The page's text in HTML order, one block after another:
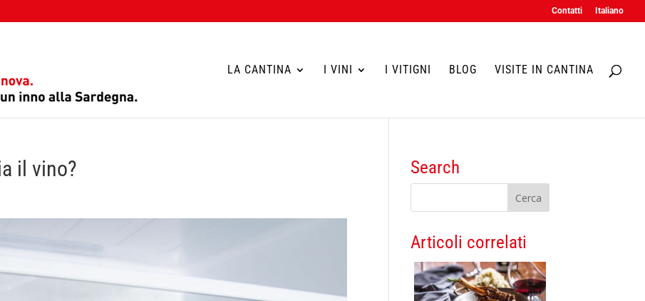
Contatti Italiano
LA CANTINA I VINI I VITIGNI BLOG VISITE IN CANTINA
il vino? Search
Articoli correlati